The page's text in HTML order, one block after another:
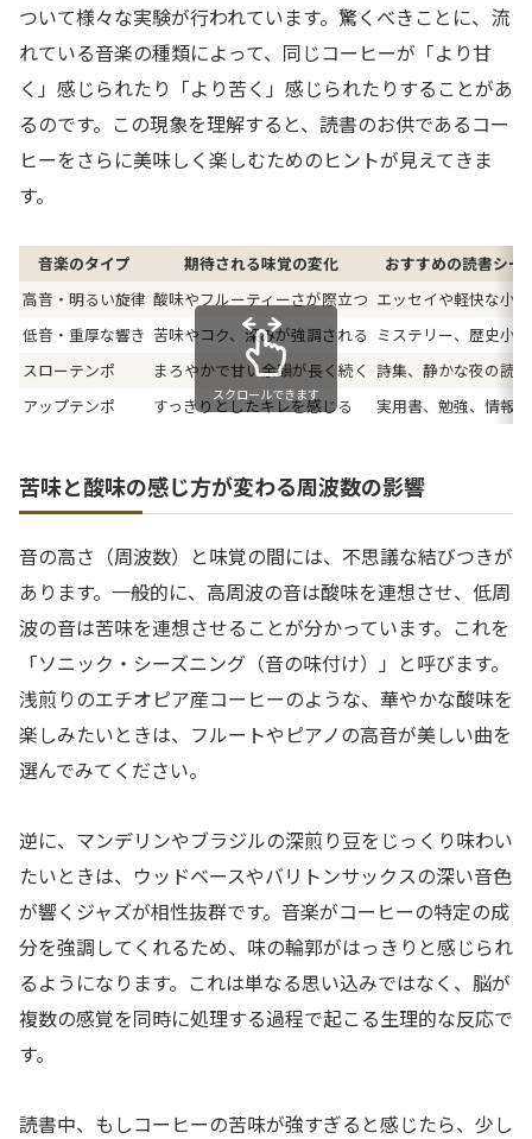
ついて様々な実験が行われています。驚くべきことに、流
れている音楽の種類によって、同じコーヒーが「より甘
く」感じられたり「より苦く」感じられたりすることがあ
るのです。この現象を理解すると、読書のお供であるコー
ヒーをさらに美味しく楽しむためのヒントが見えてきま
す。
音楽のタイプ 期待される味覚の変化
おすすめの読書シー
高音・明るい旋律 酸味やフルーティーさが際立つ エッセイや軽快な小説
低音・重厚な響き 苦味やコク、深みが強調される ミステリー、歴史小説
スローテンポ
まろやかで甘い余韻が長く続く 詩集、静かな夜の読書
アップテンポ
すっきりとしたキレを感じる 実用書、勉強、情報
スクロールできます
苦味と酸味の感じ方が変わる周波数の影響
音の高さ（周波数）と味覚の間には、不思議な結びつきが
あります。一般的に、高周波の音は酸味を連想させ、低周
波の音は苦味を連想させることが分かっています。これを
「ソニック・シーズニング（音の味付け）」と呼びます。
浅煎りのエチオピア産コーヒーのような、華やかな酸味を
楽しみたいときは、フルートやピアノの高音が美しい曲を
選んでみてください。
逆に、マンデリンやブラジルの深煎り豆をじっくり味わい
たいときは、ウッドベースやバリトンサックスの深い音色
が響くジャズが相性抜群です。音楽がコーヒーの特定の成
分を強調してくれるため、味の輪郭がはっきりと感じられ
るようになります。これは単なる思い込みではなく、脳が
複数の感覚を同時に処理する過程で起こる生理的な反応で
す。
読書中、もしコーヒーの苦味が強すぎると感じたら、少し